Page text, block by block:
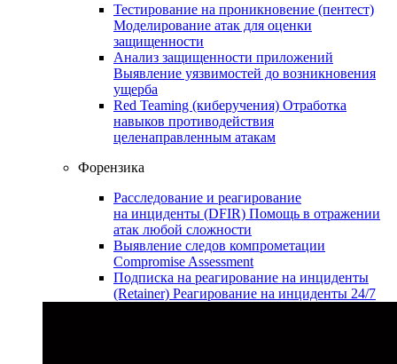
Тестирование на проникновение (пентест)
Моделирование атак для оценки
защищенности
Анализ защищенности приложений
Выявление уязвимостей до возникновения
ущерба
Red Teaming (киберучения) Отработка
навыков противодействия
целенаправленным атакам
Форензика
Расследование и реагирование
на инциденты (DFIR) Помощь в отражении
атак любой сложности
Выявление следов компрометации
Compromise Assessment
Подписка на реагирование на инциденты
(Retainer) Реагирование на инциденты 24/7